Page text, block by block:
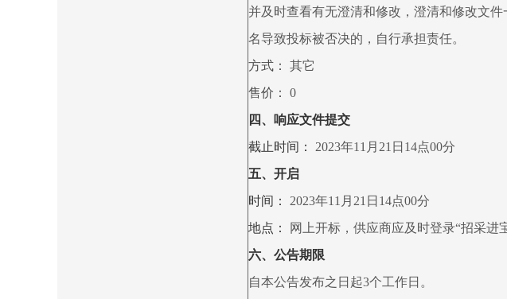
并及时查看有无澄清和修改，澄清和修改文
名导致投标被否决的，自行承担责任。
方式：
其它
售价：
0
四、响应文件提交
截止时间：
2023年11月21日14点00分
五、开启
时间：
2023年11月21日14点00分
地点：
网上开标，供应商应及时登录“招采进
六、公告期限
自本公告发布之日起3个工作日。